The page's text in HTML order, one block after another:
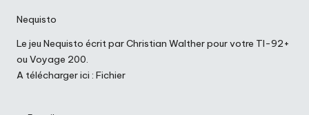
Nequisto
Le jeu Nequisto écrit par Christian Walther pour votre TI-92+
ou Voyage 200.
A télécharger ici : Fichier